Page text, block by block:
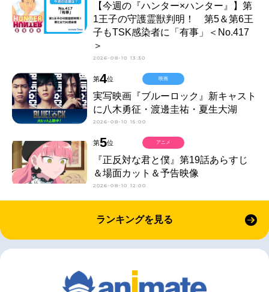
【今週の『ハンター×ハンター』】第
1王子の守護霊獣判明！ 第5＆第6王
子もTSK感染者に「有事」＜No.417
＞
2026-08-10 13:30
第4位
実写映画『ブルーロック』新キャスト
に八木勇征・渡邊圭祐・夏生大湖
2026-08-10 15:00
映画
第5位
『正反対な君と僕』第19話あらすじ
＆場面カット＆予告映像
2026-08-10 12:00
アニメ
ランキングを見る